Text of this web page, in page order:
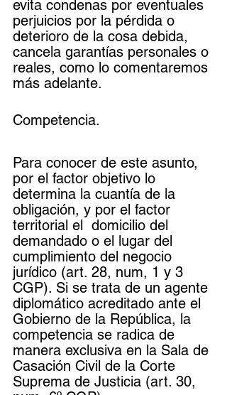
evita condenas por eventuales
perjuicios por la pérdida o
deterioro de la cosa debida,
cancela garantías personales o
reales, como lo comentaremos
más adelante.
Competencia.
Para conocer de este asunto,
por el factor objetivo lo
determina la cuantía de la
obligación, y por el factor
territorial el  domicilio del
demandado o el lugar del
cumplimiento del negocio
jurídico (art. 28, num, 1 y 3
CGP). Si se trata de un agente
diplomático acreditado ante el
Gobierno de la República, la
competencia se radica de
manera exclusiva en la Sala de
Casación Civil de la Corte
Suprema de Justicia (art. 30,